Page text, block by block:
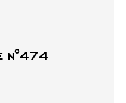
n°474